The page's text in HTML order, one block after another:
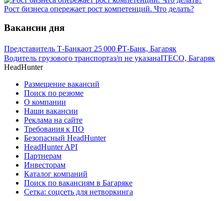
Рост бизнеса опережает рост компетенций. Что делать?
Вакансии дня
Представитель Т-Банкаот 25 000 ₽Т-Банк, Багаряк
Водитель грузового транспортаз/п не указанаITECO, Багаряк
HeadHunter
Размещение вакансий
Поиск по резюме
О компании
Наши вакансии
Реклама на сайте
Требования к ПО
Безопасный HeadHunter
HeadHunter API
Партнерам
Инвесторам
Каталог компаний
Поиск по вакансиям в Багаряке
Сетка: соцсеть для нетворкинга